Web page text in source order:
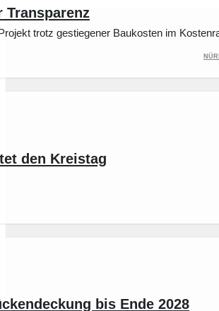
Transparenz
trotz gestiegener Baukosten im
den Kreistag
bis Ende 2028